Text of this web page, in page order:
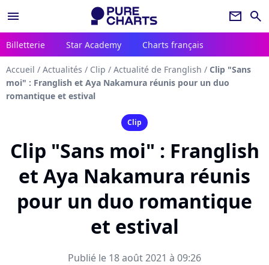
menu newsletter search
Billetterie Star Academy Charts français
Accueil / Actualités / Clip / Actualité de Franglish / Clip "Sans
moi" : Franglish et Aya Nakamura réunis pour un duo
romantique et estival
Clip
Clip "Sans moi" : Franglish
et Aya Nakamura réunis
pour un duo romantique
et estival
Publié le 18 août 2021 à 09:26